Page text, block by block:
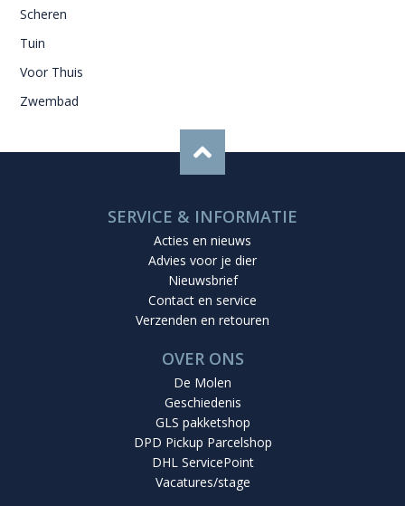
Scheren
Tuin
Voor Thuis
Zwembad
SERVICE & INFORMATIE
Acties en nieuws
Advies voor je dier
Nieuwsbrief
Contact en service
Verzenden en retouren
OVER ONS
De Molen
Geschiedenis
GLS pakketshop
DPD Pickup Parcelshop
DHL ServicePoint
Vacatures/stage